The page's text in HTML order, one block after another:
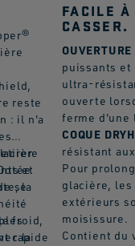
reste
: il n'a
la
froid,
rapide
et
se
la
FACILE
CASSER.
puissants
ultra-
ouverte
ferme d'une
COQUE
résistant
Pour
glacière,
extérieurs
moisissure.
Contient du